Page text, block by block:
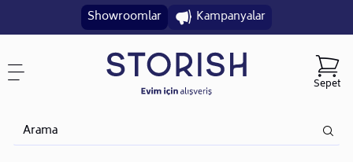
Showroomlar Kampanyalar
Sepet